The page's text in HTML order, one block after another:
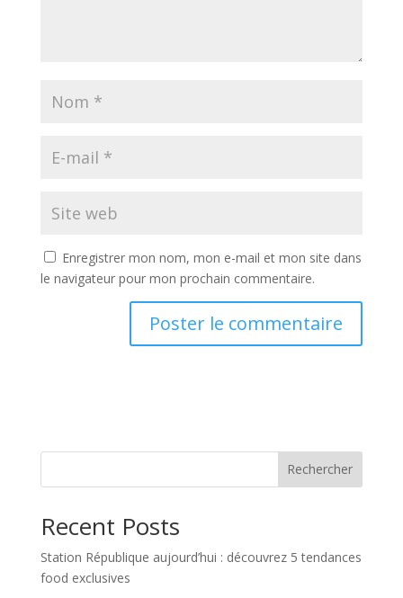
Enregistrer mon nom, mon e-mail et mon site dans
le navigateur pour mon prochain commentaire.
Rechercher
Recent Posts
Station République aujourd’hui : découvrez 5 tendances
food exclusives